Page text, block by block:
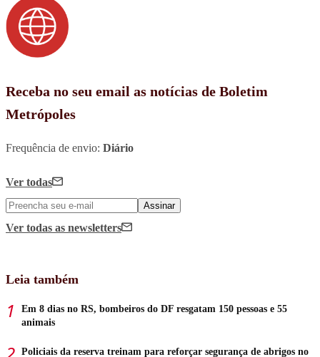
Receba no seu email as notícias de Boletim
Metrópoles
Frequência de envio: Diário
Ver todas
Assinar
Ver todas as newsletters
Leia também
Em 8 dias no RS, bombeiros do DF resgatam 150 pessoas e 55
animais
Policiais da reserva treinam para reforçar segurança de abrigos no